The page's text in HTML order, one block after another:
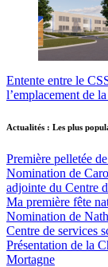
Entente entre le
l’emplacement de
Actualités : Les plus
Première pelletée
Nomination de
adjointe du Centre
Ma première fête
Nomination de
Centre de services
Présentation de la
Mortagne